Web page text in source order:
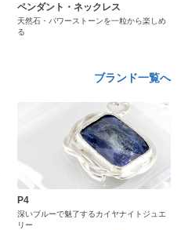
ペンダント・ネックレス
天然石・パワーストーンを一粒から楽しめ
る
ブランド一覧へ
P4
深いブルーで魅了するカイヤナイトジュエ
リー